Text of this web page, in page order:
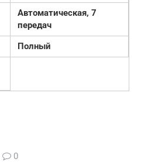
Автоматическая, 7
передач
Полный
0